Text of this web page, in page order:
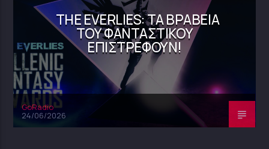
THE EVERLIES: ΤΑ ΒΡΑΒΕΊΑ
ΤΟΥ ΦΑΝΤΑΣΤΙΚΟΎ
ΕΠΙΣΤΡΈΦΟΥΝ!
GoRadio
24/06/2026